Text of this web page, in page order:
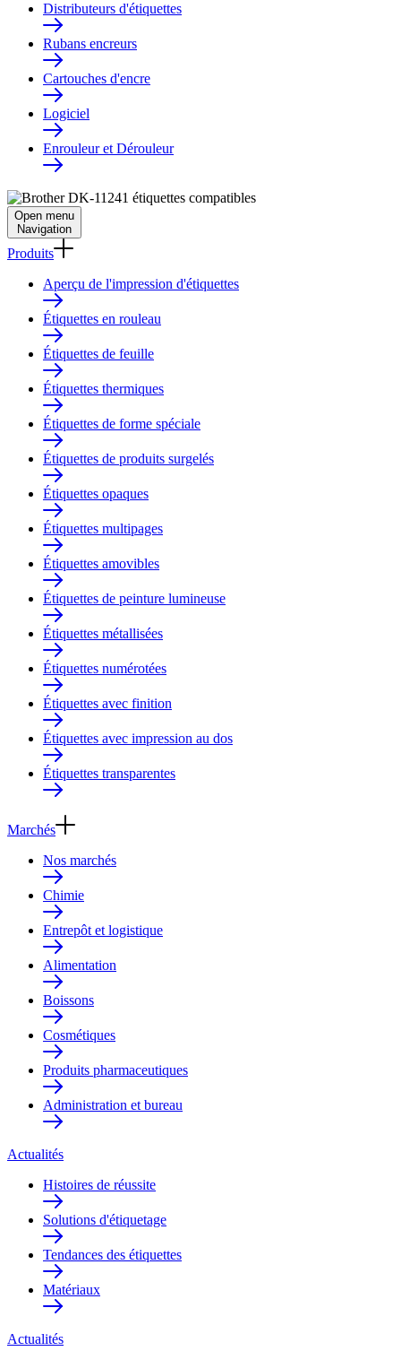
Distributeurs d'étiquettes
Rubans encreurs
Cartouches d'encre
Logiciel
Enrouleur et Dérouleur
Open menu
Navigation
Produits
Aperçu de l'impression d'étiquettes
Étiquettes en rouleau
Étiquettes de feuille
Étiquettes thermiques
Étiquettes de forme spéciale
Étiquettes de produits surgelés
Étiquettes opaques
Étiquettes multipages
Étiquettes amovibles
Étiquettes de peinture lumineuse
Étiquettes métallisées
Étiquettes numérotées
Étiquettes avec finition
Étiquettes avec impression au dos
Étiquettes transparentes
Marchés
Nos marchés
Chimie
Entrepôt et logistique
Alimentation
Boissons
Cosmétiques
Produits pharmaceutiques
Administration et bureau
Actualités
Histoires de réussite
Solutions d'étiquetage
Tendances des étiquettes
Matériaux
Actualités